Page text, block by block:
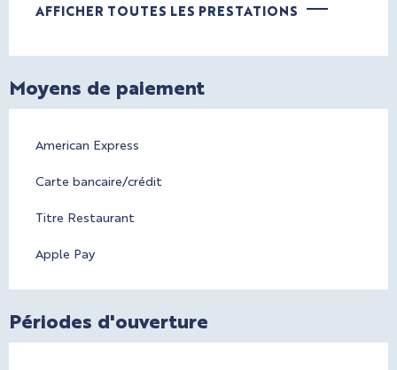
AFFICHER TOUTES LES PRESTATIONS
Moyens de paiement
American Express
Carte bancaire/crédit
Titre Restaurant
Apple Pay
Périodes d'ouverture